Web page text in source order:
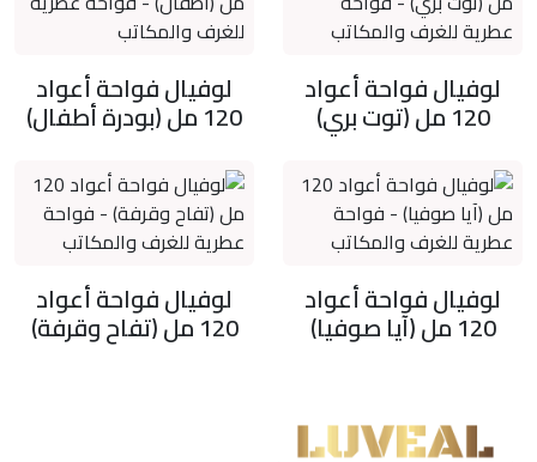
لوفيال فواحة أعواد
120 مل (توت بري)
لوفيال فواحة أعواد
120 مل (بودرة أطفال)
لوفيال فواحة أعواد
120 مل (آيا صوفيا)
لوفيال فواحة أعواد
120 مل (تفاح وقرفة)